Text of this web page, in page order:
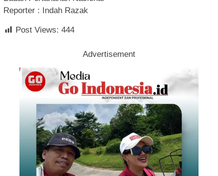
Reporter : Indah Razak
Post Views: 444
Advertisement